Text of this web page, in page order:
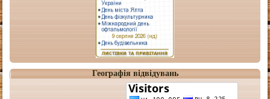
Географія відвідувань